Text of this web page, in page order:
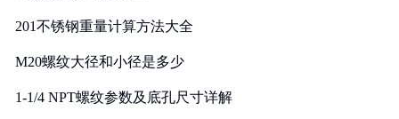
201不锈钢重量计算方法大全
M20螺纹大径和小径是多少
1-1/4 NPT螺纹参数及底孔尺寸详解